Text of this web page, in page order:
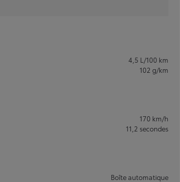
4,5 L/100 km
102 g/km
170 km/h
11,2 secondes
Boîte automatique